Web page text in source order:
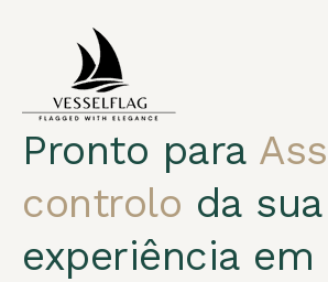
Pronto para
controlo da sua
experiência em